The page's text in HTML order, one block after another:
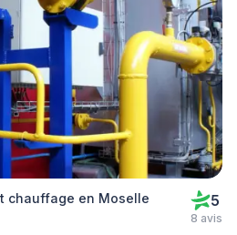
chauffage en Moselle 5
8 avis